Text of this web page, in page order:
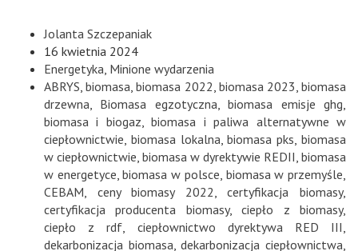
Jolanta Szczepaniak
16 kwietnia 2024
Energetyka Minione wydarzenia
ABRYS ,biomasa ,biomasa 2022 biomasa 2023 ,biomasa
drzewna
Biomasa egzotyczna ,biomasa emisje ghg
biomasa i biogaz ,biomasa i paliwa alternatywne w
ciepłownictwie biomasa lokalna ,biomasa pks ,biomasa
w ciepłownictwie biomasa w dyrektywie REDII biomasa
w energetyce ,biomasa w polsce biomasa w przemyśle
CEBAM
ceny biomasy 2022 ,certyfikacja biomasy,
certyfikacja producenta biomasy,ciepło z biomasy,
ciepło z rdf
ciepłownictwo dyrektywa RED III
dekarbonizacja biomasa ,dekarbonizacja ciepłownictwa